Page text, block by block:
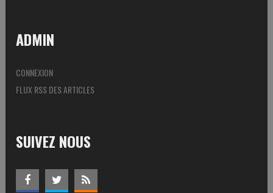
ADMIN
CONNEXION
FLUX RSS DES ARTICLES
SUIVEZ NOUS